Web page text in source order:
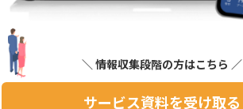
＼ 情報収集段階の方はこちら ／
サービス資料を受け取る